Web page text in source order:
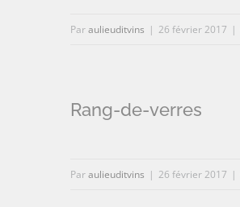
Paraulieuditvins | 26 février 2017 |
Rang-de-verres
Paraulieuditvins | 26 février 2017 |